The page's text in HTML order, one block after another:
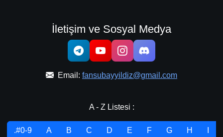
İletişim ve Sosyal Medya
Email: fansubayyildiz@gmail.com
A - Z Listesi :
.#0-9 A B C D E F G H